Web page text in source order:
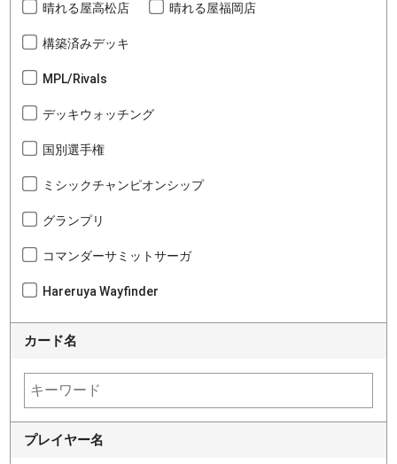
晴れる屋高松店 晴れる屋福岡店
構築済みデッキ
MPL/Rivals
デッキウォッチング
国別選手権
ミシックチャンピオンシップ
グランプリ
コマンダーサミットサーガ
Hareruya Wayfinder
カード名
プレイヤー名